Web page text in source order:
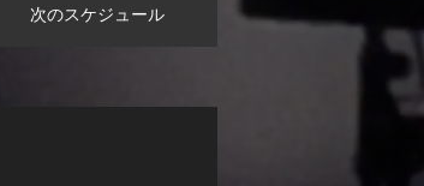
次のスケジュール